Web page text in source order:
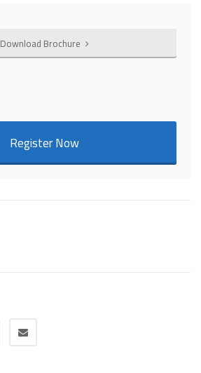
Download Brochure
Register Now